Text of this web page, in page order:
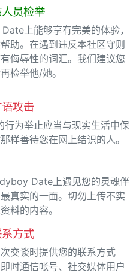
员检举
上能够享有完美的体验，
助。在遇到违反本社区守则
侮辱性的词汇。我们建议您
检举他/她。
攻击
为举止应当与现实生活中保
样善待您在网上结识的人。
Date上遇见您的灵魂伴
真实的一面。切勿上传不实
料的内容。
方式
交谈时提供您的联系方式
时通信帐号、社交媒体用户